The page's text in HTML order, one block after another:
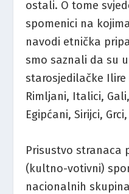
ostali. O tome
spomenici na
navodi etnička
smo saznali da su
starosjedilačke Ilire
Rimljani, Italici,
Egipćani, Sirijci,
Prisustvo stranaca
(kultno-votivni)
nacionalnih